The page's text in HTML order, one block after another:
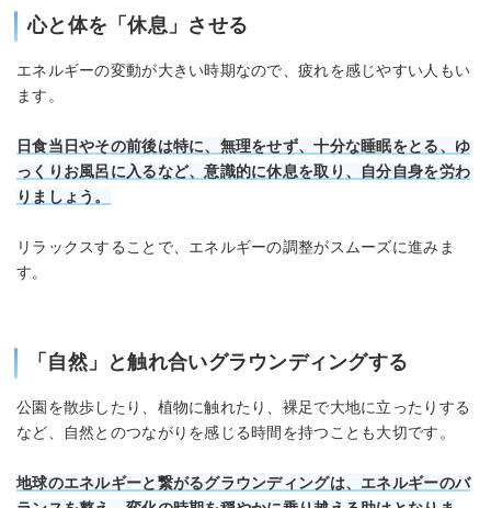
心と体を「休息」させる
エネルギーの変動が大きい時期なので、疲れを感じやすい人もい
ます。
日食当日やその前後は特に、無理をせず、十分な睡眠をとる、ゆ
っくりお風呂に入るなど、意識的に休息を取り、自分自身を労わ
りましょう。
リラックスすることで、エネルギーの調整がスムーズに進みま
す。
「自然」と触れ合いグラウンディングする
公園を散歩したり、植物に触れたり、裸足で大地に立ったりする
など、自然とのつながりを感じる時間を持つことも大切です。
地球のエネルギーと繋がるグラウンディングは、エネルギーのバ